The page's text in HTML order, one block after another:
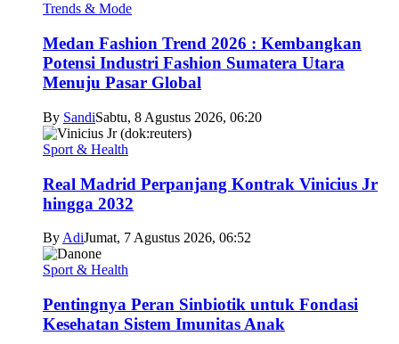
Trends & Mode
Medan Fashion Trend 2026 : Kembangkan
Potensi Industri Fashion Sumatera Utara
Menuju Pasar Global
By SandiSabtu, 8 Agustus 2026, 06:20
Sport & Health
Real Madrid Perpanjang Kontrak Vinicius Jr
hingga 2032
By AdiJumat, 7 Agustus 2026, 06:52
Sport & Health
Pentingnya Peran Sinbiotik untuk Fondasi
Kesehatan Sistem Imunitas Anak